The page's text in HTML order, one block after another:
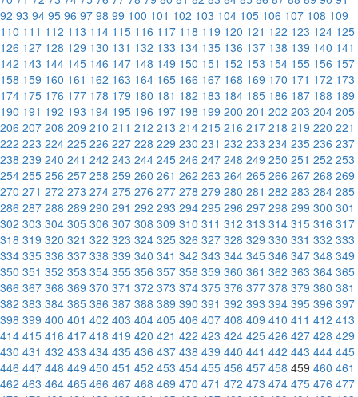
92 93 94 95 96 97 98 99 100 101 102 103 104 105 106 107 108 109
110 111 112 113 114 115 116 117 118 119 120 121 122 123 124 125
126 127 128 129 130 131 132 133 134 135 136 137 138 139 140 141
142 143 144 145 146 147 148 149 150 151 152 153 154 155 156 157
158 159 160 161 162 163 164 165 166 167 168 169 170 171 172 173
174 175 176 177 178 179 180 181 182 183 184 185 186 187 188 189
190 191 192 193 194 195 196 197 198 199 200 201 202 203 204 205
206 207 208 209 210 211 212 213 214 215 216 217 218 219 220 221
222 223 224 225 226 227 228 229 230 231 232 233 234 235 236 237
238 239 240 241 242 243 244 245 246 247 248 249 250 251 252 253
254 255 256 257 258 259 260 261 262 263 264 265 266 267 268 269
270 271 272 273 274 275 276 277 278 279 280 281 282 283 284 285
286 287 288 289 290 291 292 293 294 295 296 297 298 299 300 301
302 303 304 305 306 307 308 309 310 311 312 313 314 315 316 317
318 319 320 321 322 323 324 325 326 327 328 329 330 331 332 333
334 335 336 337 338 339 340 341 342 343 344 345 346 347 348 349
350 351 352 353 354 355 356 357 358 359 360 361 362 363 364 365
366 367 368 369 370 371 372 373 374 375 376 377 378 379 380 381
382 383 384 385 386 387 388 389 390 391 392 393 394 395 396 397
398 399 400 401 402 403 404 405 406 407 408 409 410 411 412 413
414 415 416 417 418 419 420 421 422 423 424 425 426 427 428 429
430 431 432 433 434 435 436 437 438 439 440 441 442 443 444 445
446 447 448 449 450 451 452 453 454 455 456 457 458 459 460 461
462 463 464 465 466 467 468 469 470 471 472 473 474 475 476 477